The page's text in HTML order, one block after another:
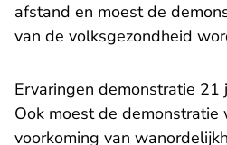
afstand en moest de
van de volksgezondheid
Ervaringen demonstratie 21
Ook moest de
voorkoming van